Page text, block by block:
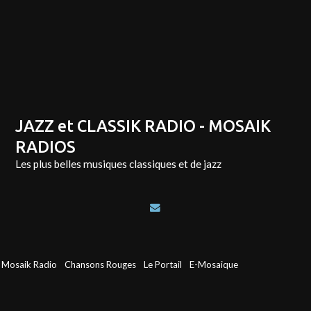
JAZZ et CLASSIK RADIO - MOSAIK
RADIOS
Les plus belles musiques classiques et de jazz
Mosaik Radio Chansons Rouges Le Portail E-Mosaique